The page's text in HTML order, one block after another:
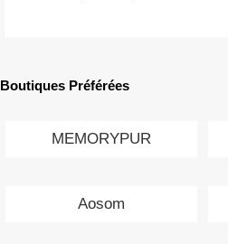
Boutiques Préférées
MEMORYPUR
Aosom